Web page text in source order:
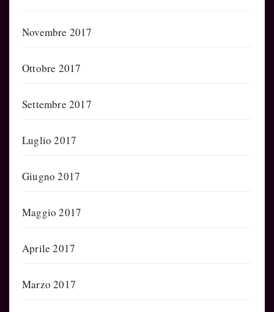
Novembre 2017
Ottobre 2017
Settembre 2017
Luglio 2017
Giugno 2017
Maggio 2017
Aprile 2017
Marzo 2017